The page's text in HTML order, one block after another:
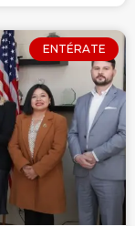
ENTÉRATE